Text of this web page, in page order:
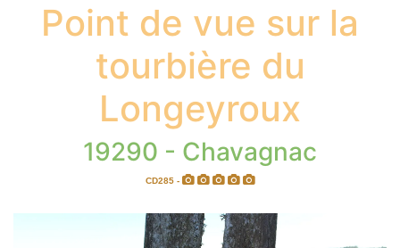
Point de vue sur la
tourbière du
Longeyroux
19290 - Chavagnac
CD285 -